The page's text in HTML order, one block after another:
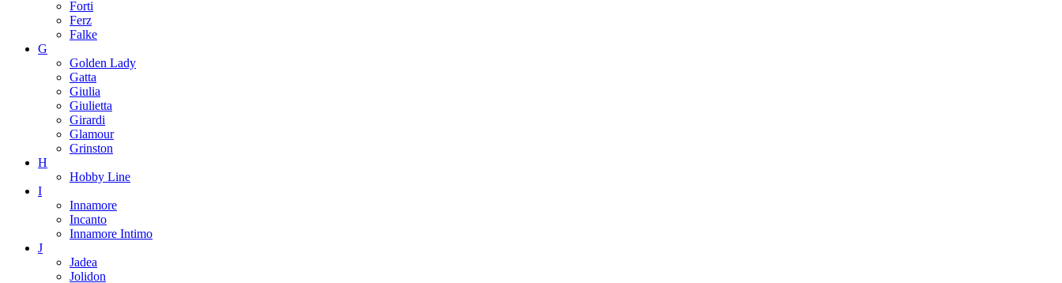
Forti
Ferz
Falke
G
Golden Lady
Gatta
Giulia
Giulietta
Girardi
Glamour
Grinston
H
Hobby Line
I
Innamore
Incanto
Innamore Intimo
J
Jadea
Jolidon